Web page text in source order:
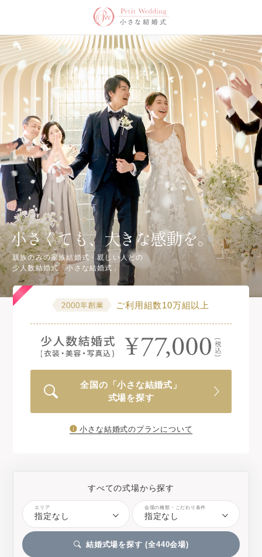
小さくても、大きな感動を。
親族のみの家族結婚式・親しい人との
少人数結婚式「小さな結婚式」
ご利用組数10万組以上
全国の「小さな結婚式」
式場を探す
小さな結婚式のプランについて
すべての式場から探す
エリア
指定なし
会場の種類・こだわり条件
指定なし
結婚式場を探す (全440会場)